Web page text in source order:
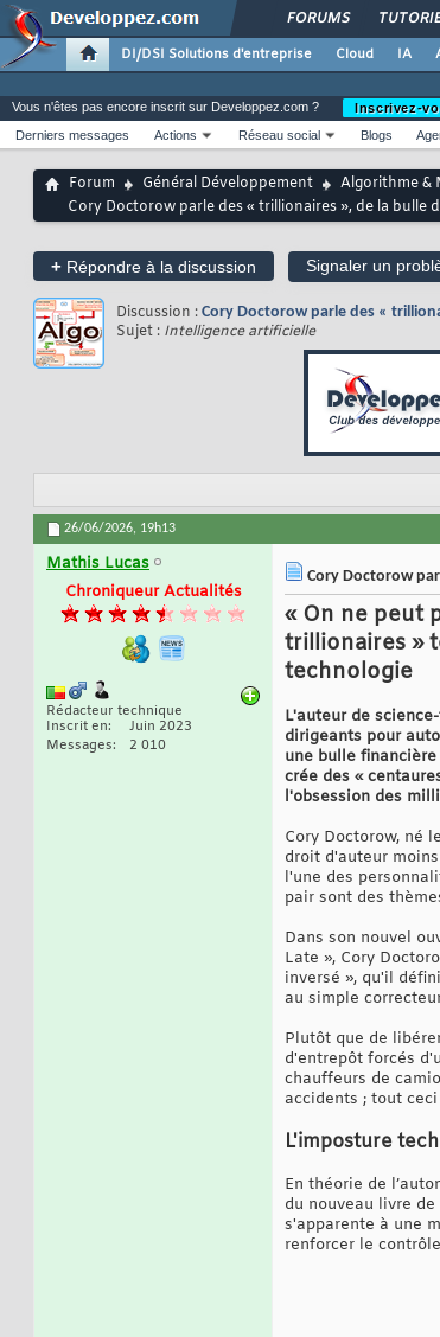
FORUMS
DI/DSI Solutions d'entreprise Cloud IA
Vous n'êtes pas encore inscrit sur Developpez.com ?
Inscrivez-
Derniers messages
Actions Réseau social Blogs
Forum Général Développement Algorithme &
Cory Doctorow parle des « trillionaires », de la bulle
+ Répondre à la discussion Signaler un
Discussion : Cory Doctorow parle des «
Sujet : Intelligence artificielle
26/06/2026, 19h13
Mathis Lucas
Chroniqueur Actualités
Rédacteur technique
Inscrit en
Juin 2023
Messages
2 010
Cory Doctorow
« On ne peut
trillionaires »
technologie
L'auteur de
dirigeants pour
une bulle
crée des «
l'obsession des
Cory Doctorow, né
droit d'auteur
l'une des
pair sont des
Dans son nouvel
Late », Cory
inversé », qu'il
au simple
Plutôt que de
d'entrepôt forcés
chauffeurs de
accidents ; tout
L'imposture
En théorie de
du nouveau livre
s'apparente à une
renforcer le